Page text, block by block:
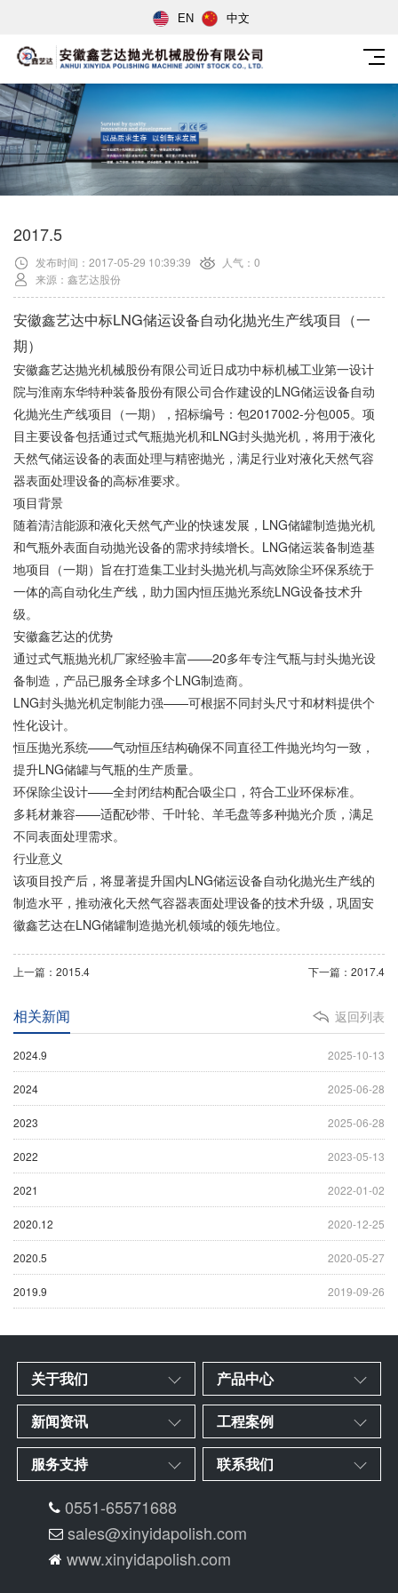
EN 中文
2017.5
发布时间：2017-05-29 10:39:39
人气：0
来源：鑫艺达股份
安徽鑫艺达中标LNG储运设备自动化抛光生产线项目（一
期）
安徽鑫艺达抛光机械股份有限公司近日成功中标机械工业第一设计
院与淮南东华特种装备股份有限公司合作建设的LNG储运设备自动
化抛光生产线项目（一期），招标编号：包2017002-分包005。项
目主要设备包括通过式气瓶抛光机和LNG封头抛光机，将用于液化
天然气储运设备的表面处理与精密抛光，满足行业对液化天然气容
器表面处理设备的高标准要求。
项目背景
随着清洁能源和液化天然气产业的快速发展，LNG储罐制造抛光机
和气瓶外表面自动抛光设备的需求持续增长。LNG储运装备制造基
地项目（一期）旨在打造集工业封头抛光机与高效除尘环保系统于
一体的高自动化生产线，助力国内恒压抛光系统LNG设备技术升
级。
安徽鑫艺达的优势
通过式气瓶抛光机厂家经验丰富——20多年专注气瓶与封头抛光设
备制造，产品已服务全球多个LNG制造商。
LNG封头抛光机定制能力强——可根据不同封头尺寸和材料提供个
性化设计。
恒压抛光系统——气动恒压结构确保不同直径工件抛光均匀一致，
提升LNG储罐与气瓶的生产质量。
环保除尘设计——全封闭结构配合吸尘口，符合工业环保标准。
多耗材兼容——适配砂带、千叶轮、羊毛盘等多种抛光介质，满足
不同表面处理需求。
行业意义
该项目投产后，将显著提升国内LNG储运设备自动化抛光生产线的
制造水平，推动液化天然气容器表面处理设备的技术升级，巩固安
徽鑫艺达在LNG储罐制造抛光机领域的领先地位。
上一篇：2015.4 下一篇：2017.4
返回列表
相关新闻
2025-10-13
2024.9
2025-06-28
2024
2025-06-28
2023
2023-05-13
2022
2022-01-02
2021
2020-12-25
2020.12
2020-05-27
2020.5
2019-09-26
2019.9
关于我们 产品中心
新闻资讯 工程案例
服务支持 联系我们
0551-65571688
sales@xinyidapolish.com
www.xinyidapolish.com